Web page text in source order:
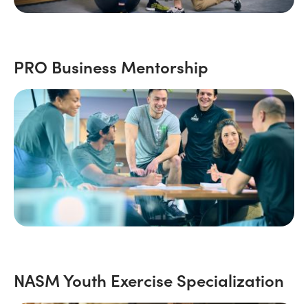
PRO Business Mentorship
NASM Youth Exercise Specialization